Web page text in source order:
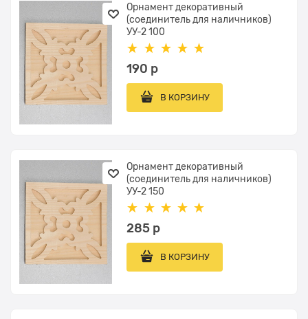
Орнамент декоративный
(соединитель для наличников)
УУ-2 100
190 р
В КОРЗИНУ
Орнамент декоративный
(соединитель для наличников)
УУ-2 150
285 р
В КОРЗИНУ